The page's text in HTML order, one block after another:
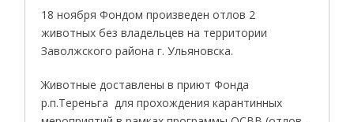
18 ноября Фондом произведен отлов 2
животных без владельцев на территории
Заволжского района г. Ульяновска.
Животные доставлены в приют Фонда
р.п.Тереньга для прохождения карантинных